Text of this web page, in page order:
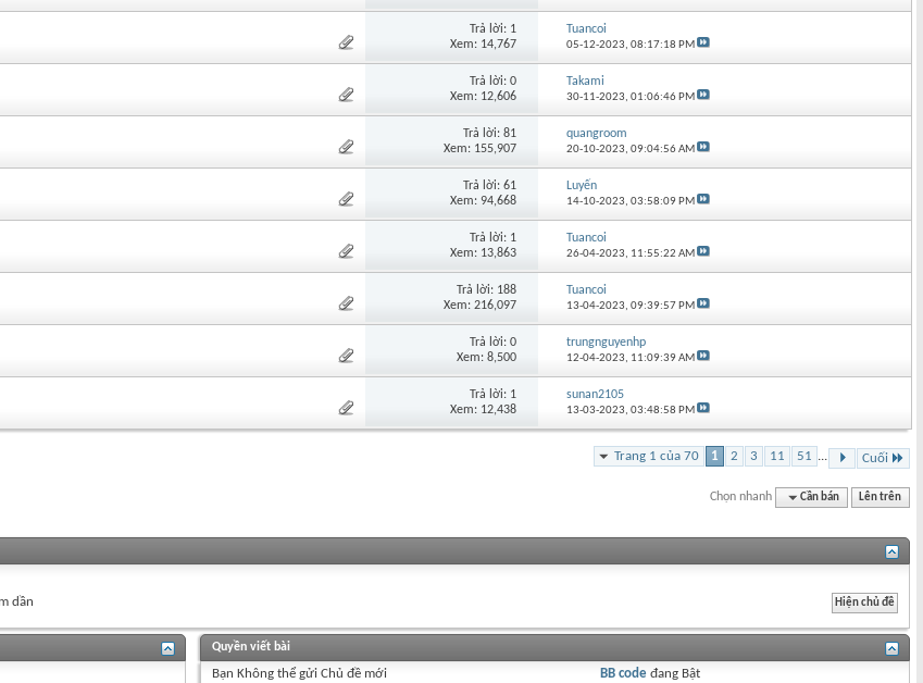
Trả lời: 1
Xem: 14,767
Tuancoi
05-12-2023,08:17:18 PM
Trả lời: 0
Xem: 12,606
Takami
30-11-2023,01:06:46 PM
Trả lời: 81
Xem: 155,907
quangroom
20-10-2023,09:04:56 AM
Trả lời: 61
Xem: 94,668
Luyến
14-10-2023,03:58:09 PM
Trả lời: 1
Xem: 13,863
Tuancoi
26-04-2023, 11:55:22 AM
Trả lời: 188
Xem: 216,097
Tuancoi
13-04-2023,09:39:57 PM
Trả lời: 0
Xem: 8,500
trungnguyenhp
12-04-2023, 11:09:39 AM
Trả lời: 1
Xem: 12,438
sunan2105
13-03-2023,03:48:58 PM
Trang 1 của 70 1 2 3 11 51 ... Cuối
Chọn nhanh Cần bán Lên trên
dần
Quyền viết bài
Bạn Không thểgửi Chủ đề mới
BB code đang Bật